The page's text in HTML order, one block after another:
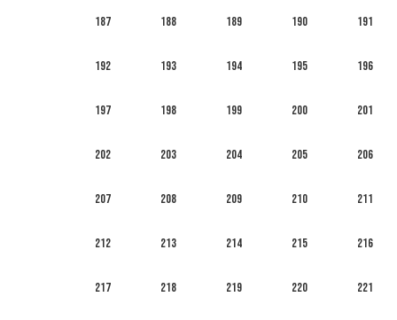
187 188 189 190 191
192 193 194 195 196
197 198 199 200 201
202 203 204 205 206
207 208 209 210 211
212 213 214 215 216
217 218 219 220 221